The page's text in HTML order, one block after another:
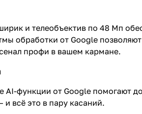
и телеобъектив по 48 Мп
обработки от Google
профи в вашем кармане.
AI-функции от Google помогают
и всё это в пару касаний.